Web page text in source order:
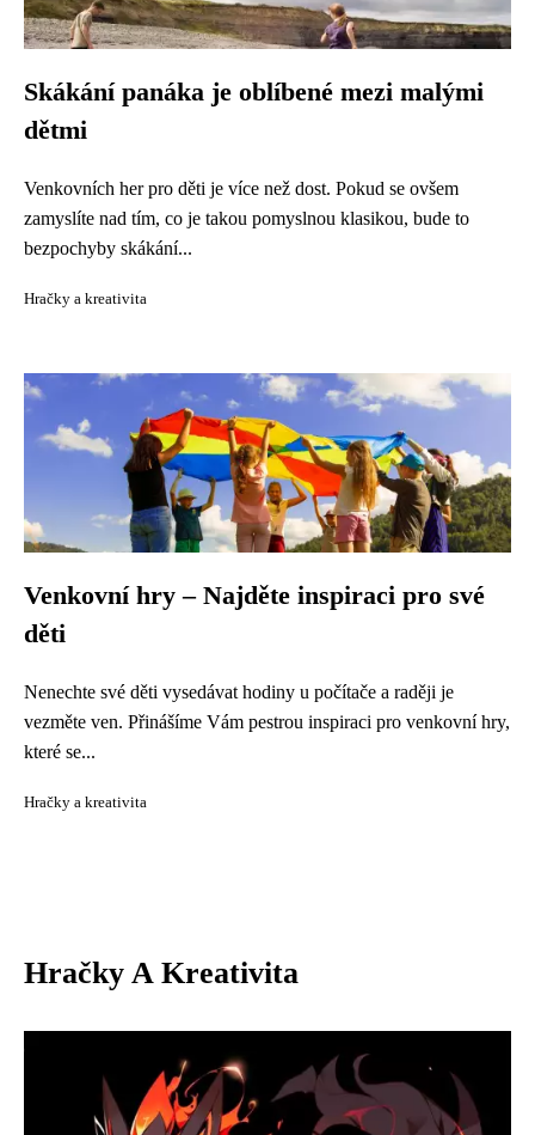
Skákání panáka je oblíbené mezi malými
dětmi
Venkovních her pro děti je více než dost. Pokud se ovšem
zamyslíte nad tím, co je takou pomyslnou klasikou, bude to
bezpochyby skákání...
Hračky a kreativita
Venkovní hry – Najděte inspiraci pro své
děti
Nenechte své děti vysedávat hodiny u počítače a raději je
vezměte ven. Přinášíme Vám pestrou inspiraci pro venkovní hry,
které se...
Hračky a kreativita
Hračky A Kreativita